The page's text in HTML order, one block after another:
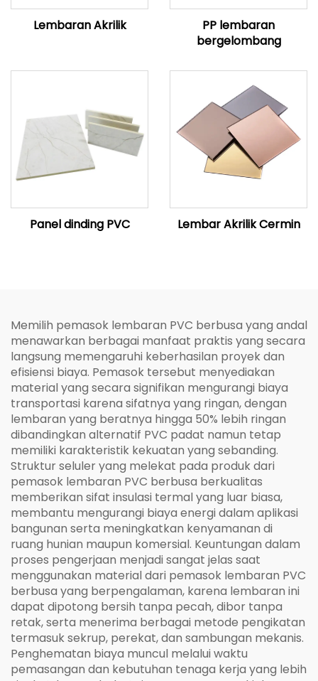
Lembaran Akrilik
PP lembaran
bergelombang
Panel dinding PVC Lembar Akrilik Cermin
Memilih pemasok lembaran PVC berbusa yang andal
menawarkan berbagai manfaat praktis yang secara
langsung memengaruhi keberhasilan proyek dan
efisiensi biaya. Pemasok tersebut menyediakan
material yang secara signifikan mengurangi biaya
transportasi karena sifatnya yang ringan, dengan
lembaran yang beratnya hingga 50% lebih ringan
dibandingkan alternatif PVC padat namun tetap
memiliki karakteristik kekuatan yang sebanding.
Struktur seluler yang melekat pada produk dari
pemasok lembaran PVC berbusa berkualitas
memberikan sifat insulasi termal yang luar biasa,
membantu mengurangi biaya energi dalam aplikasi
bangunan serta meningkatkan kenyamanan di
ruang hunian maupun komersial. Keuntungan dalam
proses pengerjaan menjadi sangat jelas saat
menggunakan material dari pemasok lembaran PVC
berbusa yang berpengalaman, karena lembaran ini
dapat dipotong bersih tanpa pecah, dibor tanpa
retak, serta menerima berbagai metode pengikatan
termasuk sekrup, perekat, dan sambungan mekanis.
Penghematan biaya muncul melalui waktu
pemasangan dan kebutuhan tenaga kerja yang lebih